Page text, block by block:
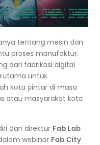
tentang mesin dan
proses manufaktur.
dari fabrikasi digital
untuk
kota pintar di masa
atau masyarakat kota
dan direktur Fab Lab
webinar Fab City